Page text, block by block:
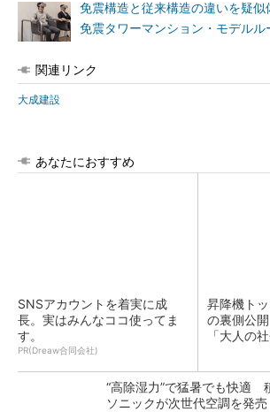
免震構造と従来構造の違いを疑
免震タワーマンション・モデルル
関連リンク
大成建設
あなたにおすすめ
SNSアカウントを着実に成
長。実はみんなココ使ってま
す。
PR(Dreaw合同会社)
昇降機ト
の裏側公
「大人の
“高除湿力”で猛暑でも快適
ソニックが次世代空調を発売